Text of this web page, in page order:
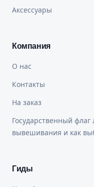
Аксессуары
Компания
О нас
Контакты
На заказ
Государственный
вывешивания и как
Гиды